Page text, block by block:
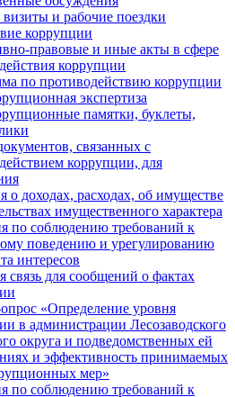
и рабочие поездки
коррупции
правовые и иные акты в сфере
коррупции
по противодействию коррупции
экспертиза
памятки, буклеты,
связанных с
коррупции, для
о доходах, расходах, об имуществе
имущественного характера
по соблюдению требований к
поведению и урегулированию
интересов
связь для сообщений о фактах
«Определение уровня
в администрации Лесозаводского
округа и подведомственных ей
и эффективность принимаемых
мер»
по соблюдению требований к